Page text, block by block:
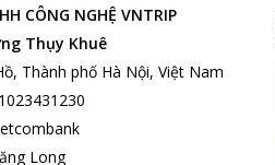
CÔNG NGHỆ VNTRIP
Thụy Khuê
Thành phố Hà Nội, Việt Nam
1023431230
Long